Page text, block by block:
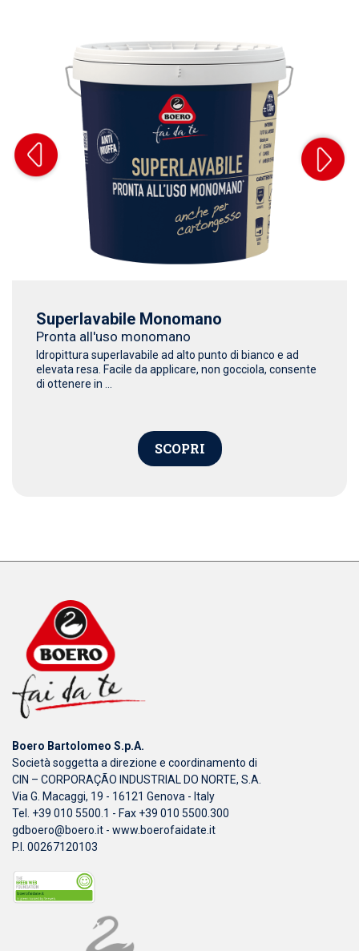
Superlavabile Monomano
Pronta all'uso monomano
Idropittura superlavabile ad alto punto di bianco e ad
elevata resa. Facile da applicare, non gocciola, consente
di ottenere in ...
SCOPRI
Boero Bartolomeo S.p.A.
Società soggetta a direzione e coordinamento di
CIN – CORPORAÇÃO INDUSTRIAL DO NORTE, S.A.
Via G. Macaggi, 19 - 16121 Genova - Italy
Tel. +39 010 5500.1 - Fax +39 010 5500.300
gdboero@boero.it - www.boerofaidate.it
P.I. 00267120103